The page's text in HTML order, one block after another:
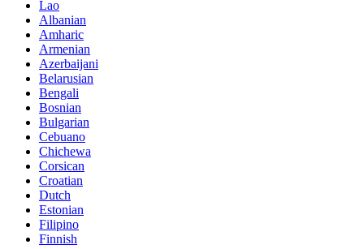
Lao
Albanian
Amharic
Armenian
Azerbaijani
Belarusian
Bengali
Bosnian
Bulgarian
Cebuano
Chichewa
Corsican
Croatian
Dutch
Estonian
Filipino
Finnish